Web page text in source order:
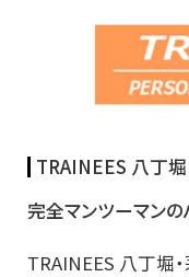
TRAINEES 八丁
完全マンツーマン
TRAINEES 八丁堀